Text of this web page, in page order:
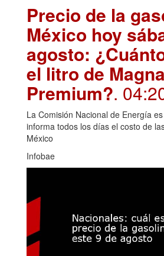
Precio de la
México hoy
agosto:
el litro de
Premium?.
La Comisión Nacional de Energía
informa todos los días el costo de
México
Infobae